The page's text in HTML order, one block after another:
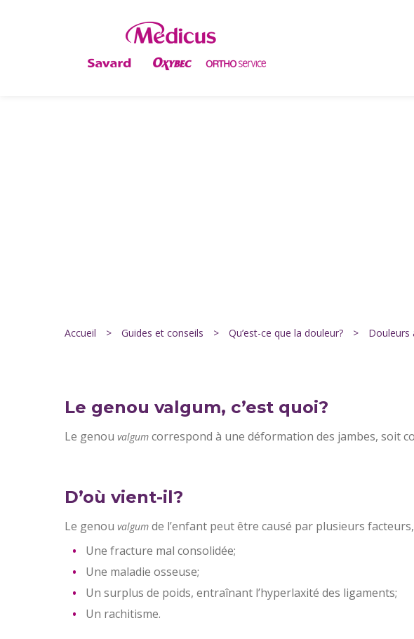
Accueil > Guides et conseils > Qu’est-ce que la douleur? > Douleurs
Le genou valgum, c’est quoi?
Le genou valgum correspond à une déformation des jambes, soit
D’où vient-il?
Le genou valgum de l’enfant peut être causé par plusieurs
Une fracture mal consolidée;
Une maladie osseuse;
Un surplus de poids, entraînant l’hyperlaxité des ligaments;
Un rachitisme.